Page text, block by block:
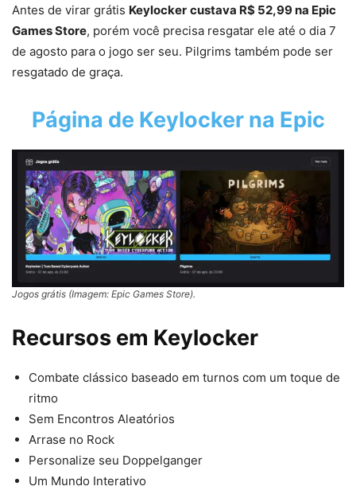
Antes de virar grátis Keylocker custava R$ 52,99 na Epic
Games Store, porém você precisa resgatar ele até o dia 7
de agosto para o jogo ser seu. Pilgrims também pode ser
resgatado de graça.
Página de Keylocker na Epic
Jogos grátis (Imagem: Epic Games Store).
Recursos em Keylocker
Combate clássico baseado em turnos com um toque de
ritmo
Sem Encontros Aleatórios
Arrase no Rock
Personalize seu Doppelganger
Um Mundo Interativo